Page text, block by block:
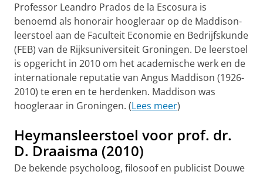
Professor Leandro Prados de la Escosura is
benoemd als honorair hoogleraar op de Maddison-
leerstoel aan de Faculteit Economie en Bedrijfskunde
(FEB) van de Rijksuniversiteit Groningen. De leerstoel
is opgericht in 2010 om het academische werk en de
internationale reputatie van Angus Maddison (1926-
2010) te eren en te herdenken. Maddison was
hoogleraar in Groningen. (Lees meer)
Heymansleerstoel voor prof. dr.
D. Draaisma (2010)
De bekende psycholoog, filosoof en publicist Douwe